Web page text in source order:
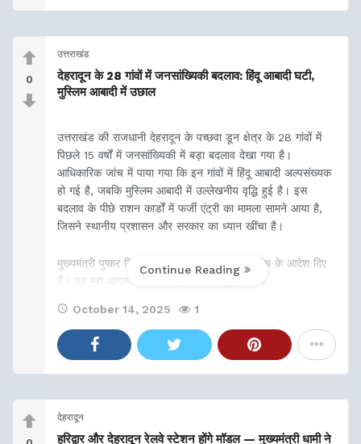
0
उत्तराखंड
देहरादून के 28 गांवों में जनसांख्यिकी बदलाव: हिंदू आबादी घटी,
मुस्लिम आबादी में उछाल
उत्तराखंड की राजधानी देहरादून के पच्छवा डून क्षेत्र के 28 गांवों में
पिछले 15 वर्षों में जनसांख्यिकी में बड़ा बदलाव देखा गया है।
आधिकारिक जांच में पाया गया कि इन गांवों में हिंदू आबादी अल्पसंख्यक
हो गई है, जबकि मुस्लिम आबादी में उल्लेखनीय वृद्धि हुई है। इस
बदलाव के पीछे राशन कार्डों में फर्जी एंट्री का मामला सामने आया है,
जिसने स्थानीय प्रशासन और सरकार का ध्यान खींचा है।
मुख्यमंत्री पुष्कर सिंह धामी ने इस मामले की गहन जांच के आदेश दिए
हैं। यह मुद्दा आगामी पंचायत चुनावों से भी जुड़ गया है,
Continue Reading
October 14, 2025 1
देहरादून
हरिद्वार और देहरादून रेलवे स्टेशन होंगे मॉडल — मुख्यमंत्री धामी ने